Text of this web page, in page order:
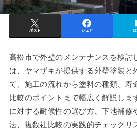
ポスト シェア
高松市で外壁のメンテナンスを検討
は、ヤマザキが提供する外壁塗装と
て、施工の流れから塗料の種類、寿
比較のポイントまで幅広く解説しま
に対する耐候性の選び方、下地補修
法、複数社比較の実践的チェックリ